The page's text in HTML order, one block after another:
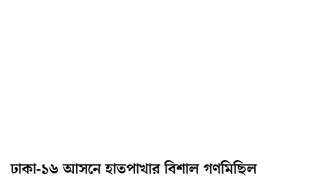
ঢাকা-১৬ আসনে হাতপাখার বিশাল গণমিছিল